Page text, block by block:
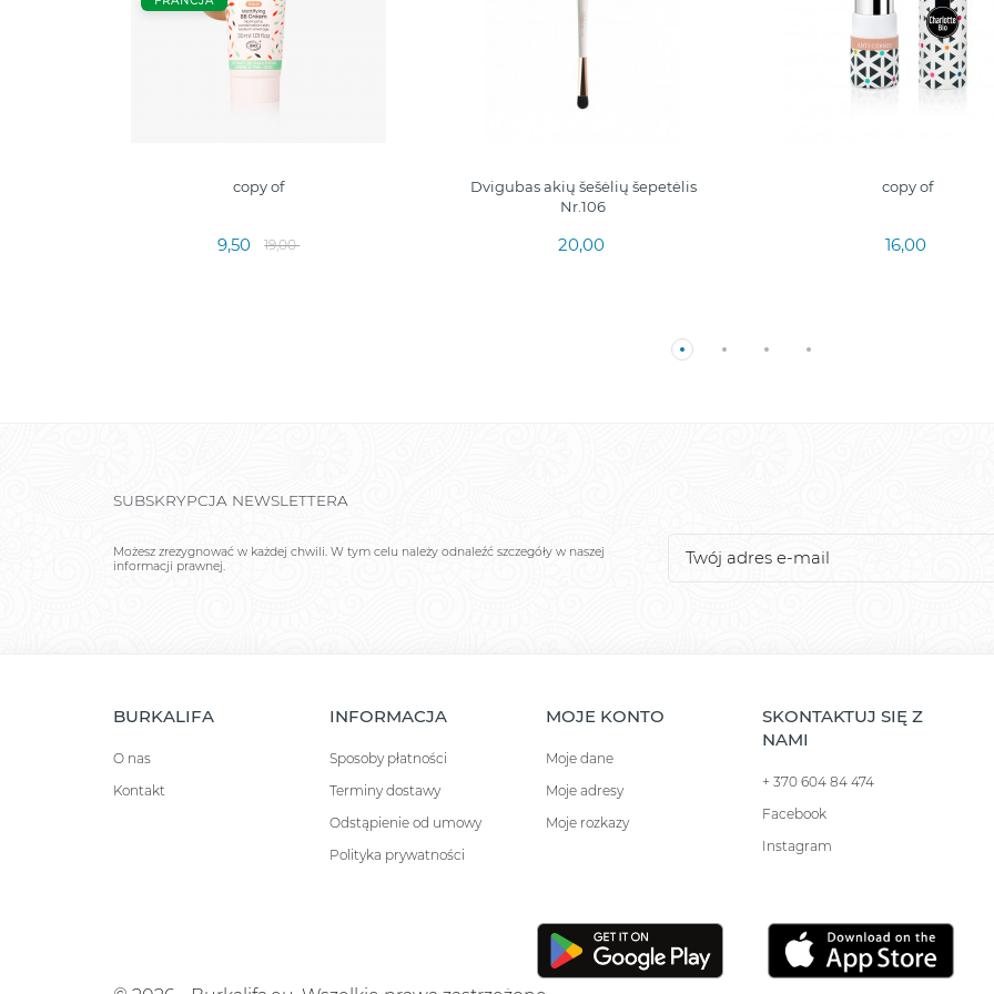
copy of
9,50 19,00
Dvigubas akių šešėlių šepetėlis
Nr.106
20,00
copy of
16,00
SUBSKRYPCJA NEWSLETTERA
Możesz zrezygnować w każdej chwili. W tym celu należy odnaleźć szczegóły w naszej
informacji prawnej.
BURKALIFA
O nas
Kontakt
INFORMACJA
Sposoby płatności
Terminy dostawy
Odstąpienie od umowy
Polityka prywatności
MOJE KONTO
Moje dane
Moje adresy
Moje rozkazy
SKONTAKTUJ SIĘ Z
NAMI
+ 370 604 84 474
Facebook
Instagram